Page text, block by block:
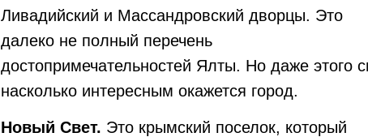
Ливадийский и Массандровский дворцы. Это
далеко не полный перечень
достопримечательностей Ялты. Но даже этого
насколько интересным окажется город.
Новый Свет. Это крымский поселок, который